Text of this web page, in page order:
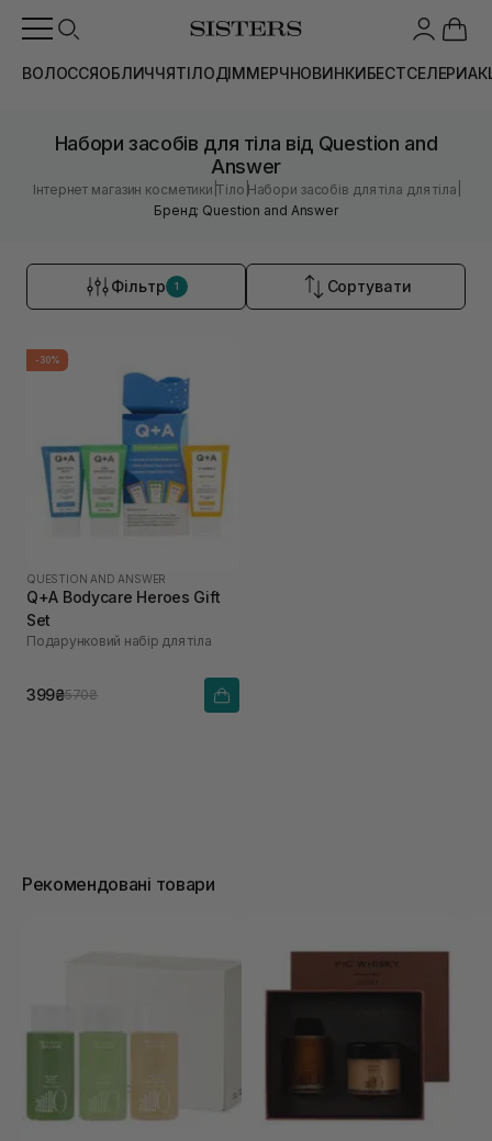
ВОЛОССЯОБЛИЧЧЯТІЛОДІММЕРЧНОВИНКИБЕСТСЕЛЕРИ
Набори засобів для тіла від Question and
Answer
Інтернет магазин косметики |Тіло |Набори засобів для тіла для тіла
Бренд: Question and Answer
Фільтр 1 Сортувати
-30%
QUESTION AND ANSWER
Q+A Bodycare Heroes Gift
Set
Подарунковий набір для тіла
399₴570₴
Рекомендовані товари